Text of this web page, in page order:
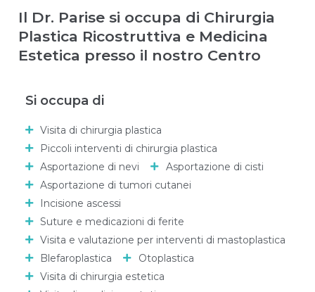
Il Dr. Parise si occupa di Chirurgia
Plastica Ricostruttiva e Medicina
Estetica presso il nostro Centro
Si occupa di
Visita di chirurgia plastica
Piccoli interventi di chirurgia plastica
Asportazione di nevi
Asportazione di cisti
Asportazione di tumori cutanei
Incisione ascessi
Suture e medicazioni di ferite
Visita e valutazione per interventi di mastoplastica
Blefaroplastica
Otoplastica
Visita di chirurgia estetica